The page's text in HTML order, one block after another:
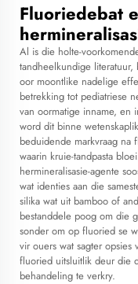
Fluoriedebat
Al is die holte-
tandheelkundige
oor moontlike nadelige
betrekking tot pediatriese
van oormatige inname, en
word dit binne
beduidende markvraag na
waarin kruie-tandpasta
hermineralisasie-agente
wat identies aan die
silika wat uit bamboo of
bestanddele poog om die
sonder om op fluoried se
vir ouers wat sagter
fluoried uitsluitlik deur die
behandeling te verkry.